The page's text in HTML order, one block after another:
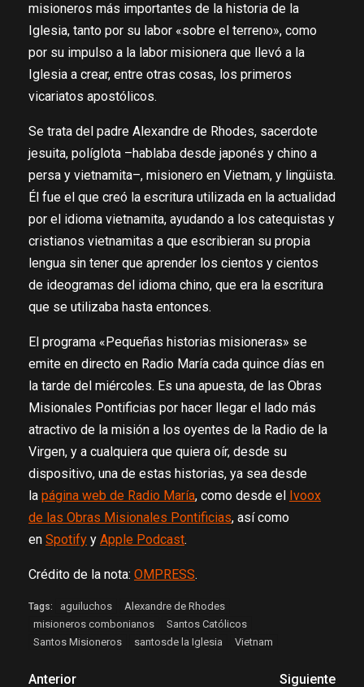
misioneros más importantes de la historia de la
Iglesia, tanto por su labor «sobre el terreno», como
por su impulso a la labor misionera que llevó a la
Iglesia a crear, entre otras cosas, los primeros
vicariatos apostólicos.
Se trata del padre Alexandre de Rhodes, sacerdote
jesuita, políglota –hablaba desde japonés y chino a
persa y vietnamita–, misionero en Vietnam, y lingüista.
Él fue el que creó la escritura utilizada en la actualidad
por el idioma vietnamita, ayudando a los catequistas y
cristianos vietnamitas a que escribieran su propia
lengua sin tener que aprender los cientos y cientos
de ideogramas del idioma chino, que era la escritura
que se utilizaba hasta entonces.
El programa «Pequeñas historias misioneras» se
emite en directo en Radio María cada quince días en
la tarde del miércoles. Es una apuesta, de las Obras
Misionales Pontificias por hacer llegar el lado más
atractivo de la misión a los oyentes de la Radio de la
Virgen, y a cualquiera que quiera oír, desde su
dispositivo, una de estas historias, ya sea desde
la página web de Radio María, como desde el
Ivoox
de las Obras Misionales Pontificias, así como
en Spotify y Apple Podcast.
Crédito de la nota: OMPRESS.
Tags: aguiluchos
Alexandre de Rhodes
misioneros combonianos
Santos Católicos
Santos Misioneros
santosde la Iglesia Vietnam
Anterior
Siguiente